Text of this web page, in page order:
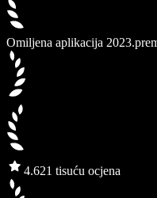
Omiljena aplikacija 2023.
4.621 tisuću ocjena